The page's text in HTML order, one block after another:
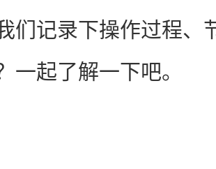
们记录下操作过程、
一起了解一下吧。